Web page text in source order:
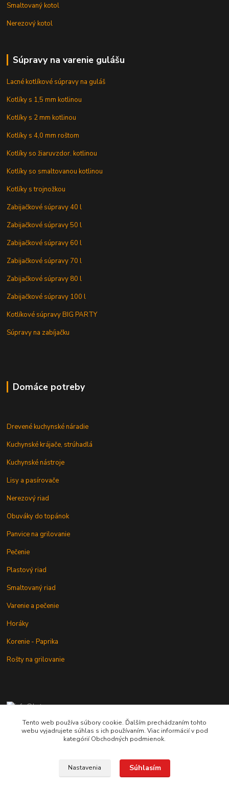
Smaltovaný kotol
Nerezový kotol
Súpravy na varenie gulášu
Lacné kotlíkové súpravy na guláš
Kotlíky s 1,5 mm kotlinou
Kotlíky s 2 mm kotlinou
Kotlíky s 4,0 mm roštom
Kotlíky so žiaruvzdor. kotlinou
Kotlíky so smaltovanou kotlinou
Kotlíky s trojnožkou
Zabijačkové súpravy 40 l
Zabijačkové súpravy 50 l
Zabijačkové súpravy 60 l
Zabijačkové súpravy 70 l
Zabijačkové súpravy 80 l
Zabijačkové súpravy 100 l
Kotlíkové súpravy BIG PARTY
Súpravy na zabíjačku
Domáce potreby
Drevené kuchynské náradie
Kuchynské krájače, strúhadlá
Kuchynské nástroje
Lisy a pasírovače
Nerezový riad
Obuváky do topánok
Panvice na grilovanie
Pečenie
Plastový riad
Smaltovaný riad
Varenie a pečenie
Horáky
Korenie - Paprika
Rošty na grilovanie
+421 902 212 007
od 8:00 - do 16:00 hod
Tento web používa súbory cookie. Ďalším prechádzaním tohto
webu vyjadrujete súhlas s ich používaním. Viac informácií v pod
kategórií Obchodných podmienok.
Nastavenia Súhlasím